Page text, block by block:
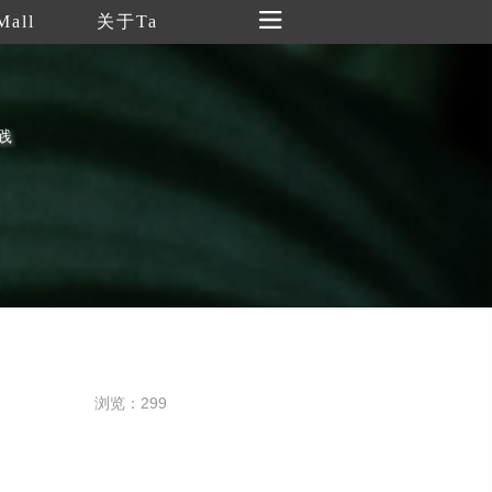
关于Ta
浏览：299